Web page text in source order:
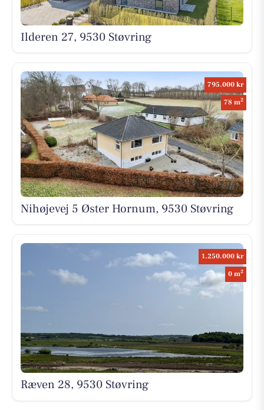
Ilderen 27, 9530 Støvring
795.000 kr
78 m2
Nihøjevej 5 Øster Hornum, 9530 Støvring
1.250.000 kr
0 m2
Ræven 28, 9530 Støvring